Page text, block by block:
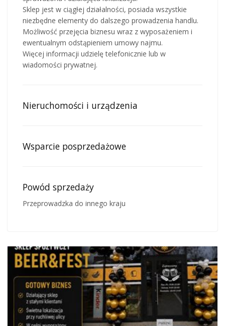
Sklep jest w ciągłej działalności, posiada wszystkie
niezbędne elementy do dalszego prowadzenia handlu.
Możliwość przejęcia biznesu wraz z wyposażeniem i
ewentualnym odstąpieniem umowy najmu.
Więcej informacji udzielę telefonicznie lub w
wiadomości prywatnej.
Nieruchomości i urządzenia
Wsparcie posprzedażowe
Powód sprzedaży
Przeprowadzka do innego kraju